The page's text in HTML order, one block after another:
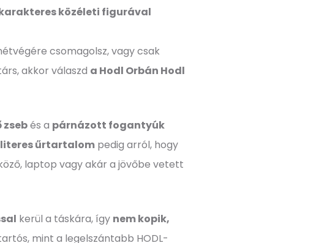
közéleti figurával
csomagolsz, vagy csak
akkor válaszd a Hodl Orbán Hodl
és a párnázott fogantyúk
literes űrtartalom pedig arról, hogy
laptop vagy akár a jövőbe vetett
kerül a táskára, így nem kopik,
mint a legelszántabb HODL-